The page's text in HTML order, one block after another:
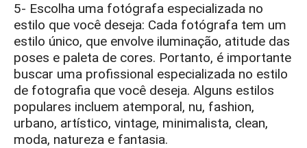
5- Escolha uma fotógrafa especializada no
estilo que você deseja: Cada fotógrafa tem um
estilo único, que envolve iluminação, atitude das
poses e paleta de cores. Portanto, é importante
buscar uma profissional especializada no estilo
de fotografia que você deseja. Alguns estilos
populares incluem atemporal, nu, fashion,
urbano, artístico, vintage, minimalista, clean,
moda, natureza e fantasia.